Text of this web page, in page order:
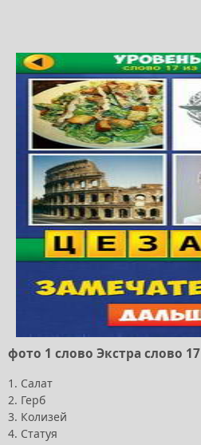
фото 1 слово Экстра слово 17
1. Салат
2. Герб
3. Колизей
4. Статуя